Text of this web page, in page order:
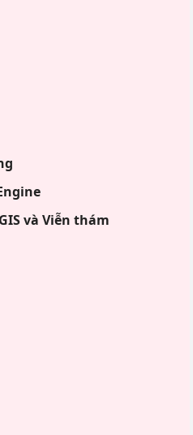
và Viễn thám